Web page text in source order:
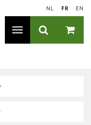
NL FR EN
Navigation